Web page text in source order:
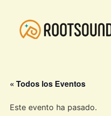
« Todos los Eventos
Este evento ha pasado.